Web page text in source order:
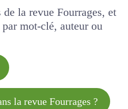
la revue Fourrages, et
par mot-clé, auteur ou
la revue